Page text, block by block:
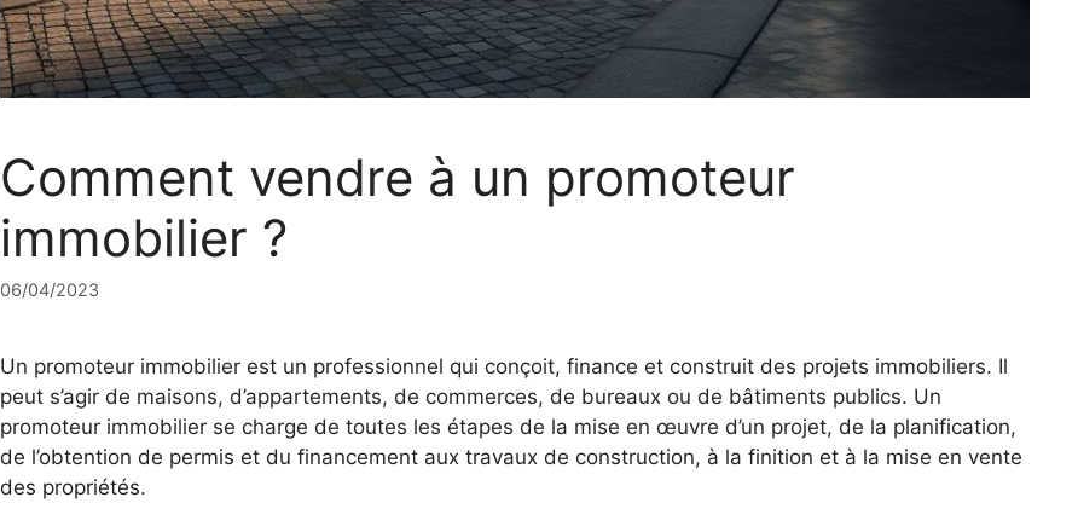
Comment vendre à un promoteur
immobilier ?
06/04/2023
Un promoteur immobilier est un professionnel qui conçoit, finance et construit des projets immobiliers. Il
peut s’agir de maisons, d’appartements, de commerces, de bureaux ou de bâtiments publics. Un
promoteur immobilier se charge de toutes les étapes de la mise en œuvre d’un projet, de la planification,
de l’obtention de permis et du financement aux travaux de construction, à la finition et à la mise en vente
des propriétés.